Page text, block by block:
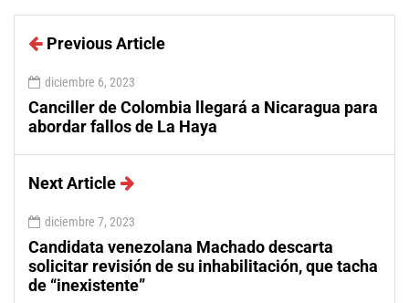
Previous Article
diciembre 6, 2023
Canciller de Colombia llegará a Nicaragua para
abordar fallos de La Haya
Next Article
diciembre 7, 2023
Candidata venezolana Machado descarta
solicitar revisión de su inhabilitación, que tacha
de “inexistente”